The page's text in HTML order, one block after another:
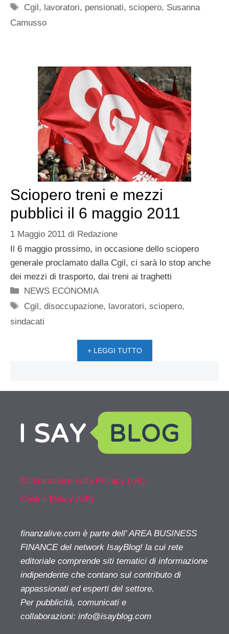
Tag
Cgil, lavoratori, pensionati,sciopero, Susanna
Camusso
Sciopero treni e mezzi
pubblici il 6 maggio 2011
1 Maggio 2011 di Redazione
Il 6 maggio prossimo, in occasione dello sciopero
generale proclamato dalla Cgil, ci sarà lo stop anche
dei mezzi di trasporto, dai treni ai traghetti
Categorie
NEWS ECONOMIA
Tag
Cgil ,disoccupazione, lavoratori,sciopero,
sindacati
+ LEGGI TUTTO
Dichiarazione sulla Privacy (UE)
Cookie Policy (UE)
finanzalive.com è parte dell' AREA BUSINESS
FINANCE del network IsayBlog! la cui rete
editoriale comprende siti tematici di informazione
indipendente che contano sul contributo di
appassionati ed esperti del settore.
Per pubblicità, comunicati e
collaborazioni: info@isayblog.com